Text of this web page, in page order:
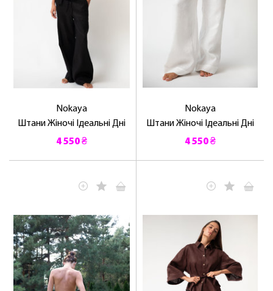
Nokaya
Штани Жіночі Ідеальні Дні
4 550 ₴
Nokaya
Штани Жіночі Ідеальні Дні
4 550 ₴
ЛАСКАВО ПРОСИМО ДО
NOSOVSKI.COM! ПРИЙМІТЬ ВІД НАС